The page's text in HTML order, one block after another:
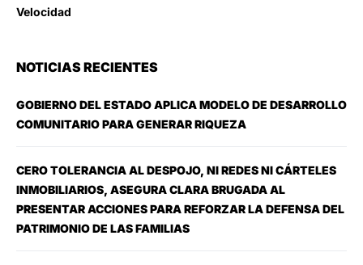
Velocidad
NOTICIAS RECIENTES
GOBIERNO DEL ESTADO APLICA MODELO DE DESARROLLO
COMUNITARIO PARA GENERAR RIQUEZA
CERO TOLERANCIA AL DESPOJO, NI REDES NI CÁRTELES
INMOBILIARIOS, ASEGURA CLARA BRUGADA AL
PRESENTAR ACCIONES PARA REFORZAR LA DEFENSA DEL
PATRIMONIO DE LAS FAMILIAS